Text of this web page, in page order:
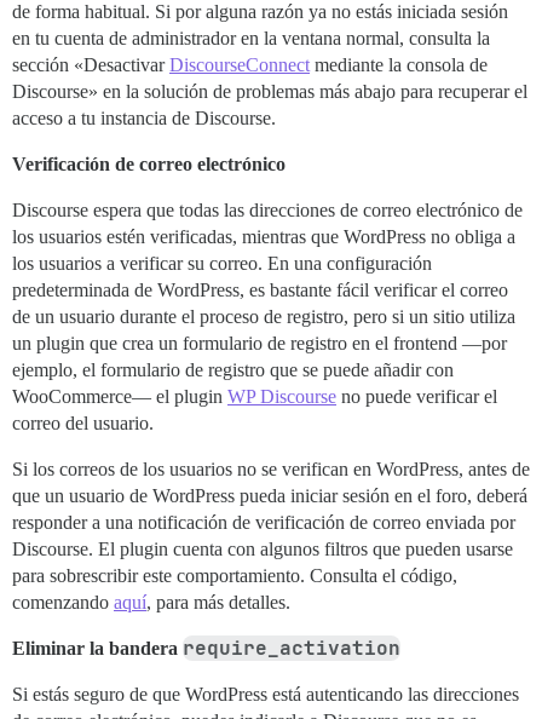
de forma habitual. Si por alguna razón ya no estás iniciada sesión
en tu cuenta de administrador en la ventana normal, consulta la
sección «DesactivarDiscourseConnect mediante la consola de
Discourse» en la solución de problemas más abajo para recuperar el
acceso a tu instancia de Discourse.
Verificación de correo electrónico
Discourse espera que todas las direcciones de correo electrónico de
los usuarios estén verificadas, mientras que WordPress no obliga a
los usuarios a verificar su correo. En una configuración
predeterminada de WordPress, es bastante fácil verificar el correo
de un usuario durante el proceso de registro, pero si un sitio utiliza
un plugin que crea un formulario de registro en el frontend —por
ejemplo, el formulario de registro que se puede añadir con
WooCommerce— el plugin WP Discourse no puede verificar el
correo del usuario.
Si los correos de los usuarios no se verifican en WordPress, antes de
que un usuario de WordPress pueda iniciar sesión en el foro, deberá
responder a una notificación de verificación de correo enviada por
Discourse. El plugin cuenta con algunos filtros que pueden usarse
para sobrescribir este comportamiento. Consulta el código,
comenzando aquí, para más detalles.
Eliminar la bandera require_activation
Si estás seguro de que WordPress está autenticando las direcciones